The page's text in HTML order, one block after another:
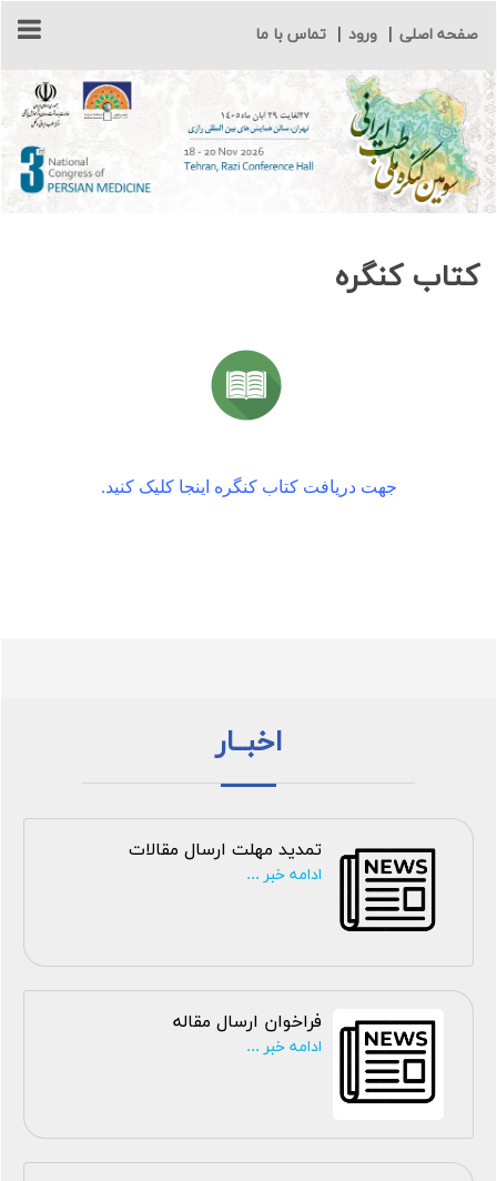
صفحه اصلی ورود تماس با ما
کتاب کنگره
جهت دریافت کتاب کنگره اینجا کلیک کنید.
اخبــار
تمدید مهلت ارسال مقالات
ادامه خبر ...
فراخوان ارسال مقاله
ادامه خبر ...